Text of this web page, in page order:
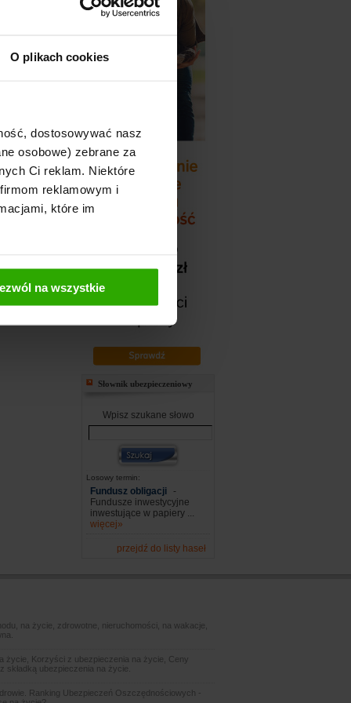
O plikach cookies
dostosowywać nasz
osobowe) zebrane za
Ci reklam. Niektóre
reklamowym i
które im
na wszystkie
Słownik ubezpieczeniowy
Wpisz szukane słowo
Losowy termin:
Fundusz obligacji
-
Fundusze inwestycyjne
inwestujące w papiery ...
więcej»
przejdź do listy haseł
na życie, zdrowotne, nieruchomości, na wakacje,
życie, Korzyści z ubezpieczenia na życie, Ceny
ubezpieczenia na życie.
Ranking Ubezpieczeń Oszczędnościowych -